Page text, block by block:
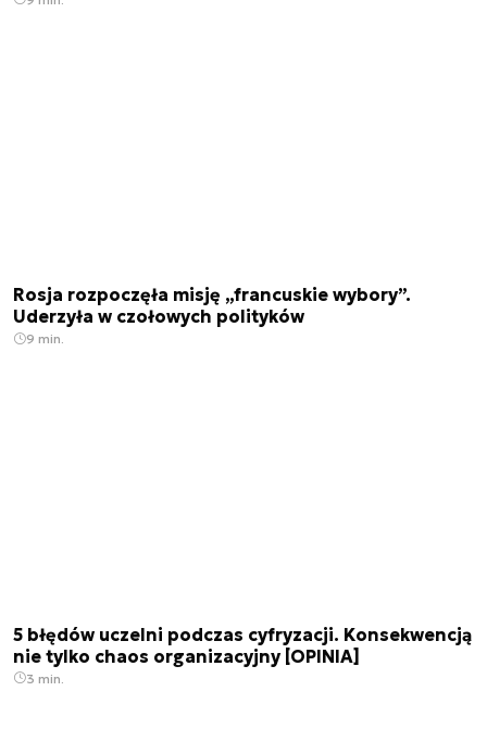
Rosja rozpoczęła misję „francuskie wybory”.
Uderzyła w czołowych polityków
9 min.
5 błędów uczelni podczas cyfryzacji. Konsekwencją
nie tylko chaos organizacyjny [OPINIA]
3 min.